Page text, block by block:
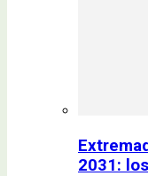
2031: